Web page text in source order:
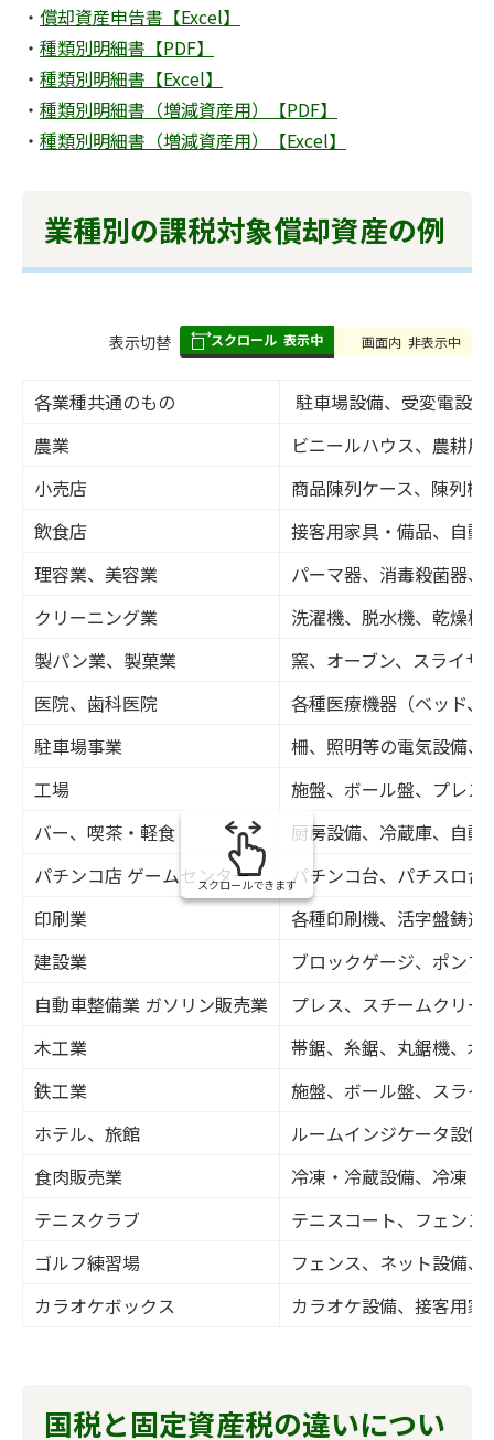
・ 償却資産申告書【Excel】
・ 種類別明細書【PDF】
・ 種類別明細書【Excel】
・ 種類別明細書（増減資産用）【PDF】
・ 種類別明細書（増減資産用）【Excel】
業種別の課税対象償却資産の例
表
み
表示切替 スクロール 表示中 画面内 非表示中
各業種共通のもの
駐車場設備、受変電設
農業
ビニールハウス、農耕
小売店
商品陳列ケース、陳列
飲食店
接客用家具・備品、自
理容業、美容業
パーマ器、消毒殺菌器
クリーニング業
洗濯機、脱水機、乾燥
製パン業、製菓業
窯、オーブン、スライ
医院、歯科医院
各種医療機器（ベッド
駐車場事業
柵、照明等の電気設備
工場
施盤、ボール盤、プレ
バー、喫茶・軽食
厨房設備、冷蔵庫、自
パチンコ店 ゲームセンター
パチンコ台、パチスロ
印刷業
各種印刷機、活字盤鋳
建設業
ブロックゲージ、ポン
自動車整備業 ガソリン販売業
プレス、スチームクリ
木工業
帯鋸、糸鋸、丸鋸機、
鉄工業
施盤、ボール盤、スラ
ホテル、旅館
ルームインジケータ設
食肉販売業
冷凍・冷蔵設備、冷凍
テニスクラブ
テニスコート、フェン
ゴルフ練習場
フェンス、ネット設備
カラオケボックス
カラオケ設備、接客用
スクロールできます
国税と固定資産税の違いについ